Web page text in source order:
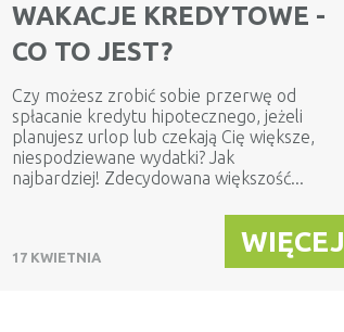
WAKACJE KREDYTOWE -
CO TO JEST?
Czy możesz zrobić sobie przerwę od
spłacanie kredytu hipotecznego, jeżeli
planujesz urlop lub czekają Cię większe,
niespodziewane wydatki? Jak
najbardziej! Zdecydowana większość...
17 KWIETNIA WIĘCEJ